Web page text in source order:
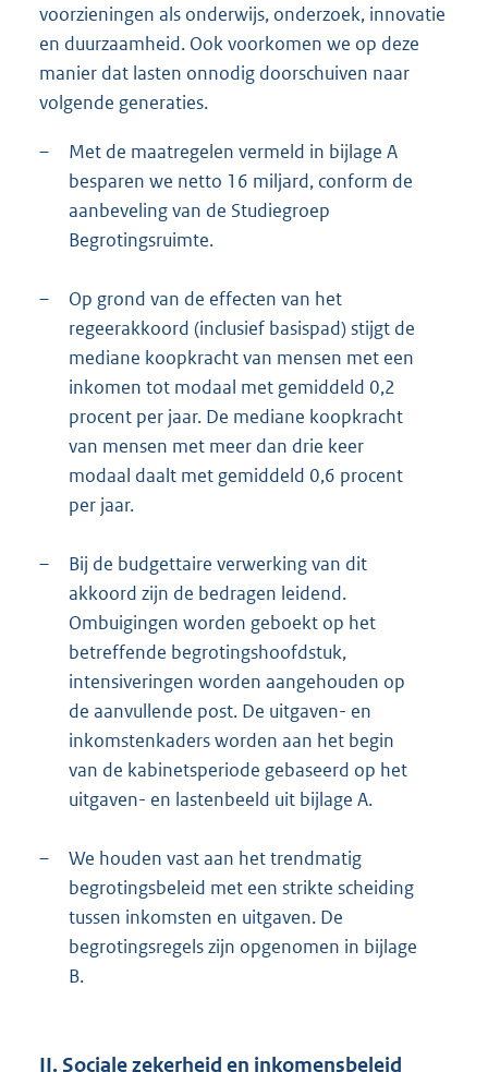
voorzieningen als onderwijs, onderzoek, innovatie
en duurzaamheid. Ook voorkomen we op deze
manier dat lasten onnodig doorschuiven naar
volgende generaties.
–
Met de maatregelen vermeld in bijlage A
besparen we netto 16 miljard, conform de
aanbeveling van de Studiegroep
Begrotingsruimte.
–
Op grond van de effecten van het
regeerakkoord (inclusief basispad) stijgt de
mediane koopkracht van mensen met een
inkomen tot modaal met gemiddeld 0,2
procent per jaar. De mediane koopkracht
van mensen met meer dan drie keer
modaal daalt met gemiddeld 0,6 procent
per jaar.
–
Bij de budgettaire verwerking van dit
akkoord zijn de bedragen leidend.
Ombuigingen worden geboekt op het
betreffende begrotingshoofdstuk,
intensiveringen worden aangehouden op
de aanvullende post. De uitgaven- en
inkomstenkaders worden aan het begin
van de kabinetsperiode gebaseerd op het
uitgaven- en lastenbeeld uit bijlage A.
–
We houden vast aan het trendmatig
begrotingsbeleid met een strikte scheiding
tussen inkomsten en uitgaven. De
begrotingsregels zijn opgenomen in bijlage
B.
II. Sociale zekerheid en inkomensbeleid